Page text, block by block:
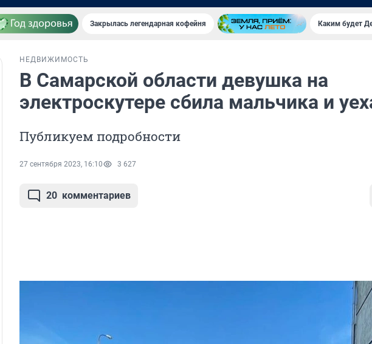
Закрылась легендарная кофейня Каким будет
НЕДВИЖИМОСТЬ
В Самарской области девушка на
электроскутере сбила мальчика и
Публикуем подробности
27 сентября 2023, 16:10 3 627
20 комментариев